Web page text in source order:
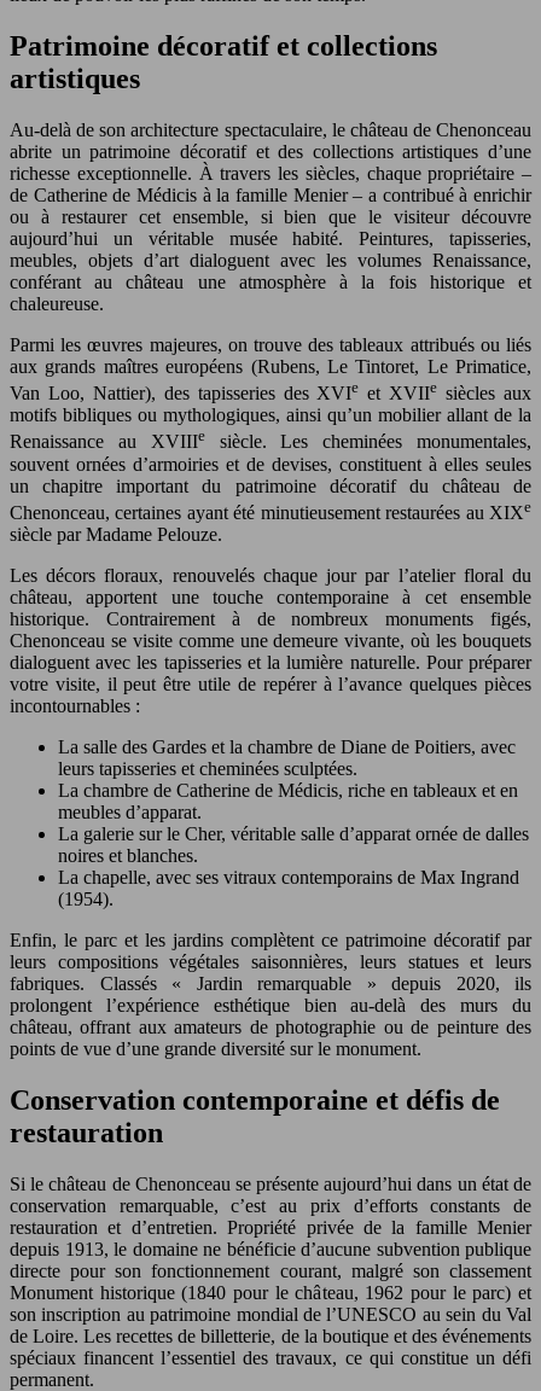
Patrimoine décoratif et collections
artistiques
Au-delà de son architecture spectaculaire, le château de Chenonceau
abrite un patrimoine décoratif et des collections artistiques d’une
richesse exceptionnelle. À travers les siècles, chaque propriétaire –
de Catherine de Médicis à la famille Menier – a contribué à enrichir
ou à restaurer cet ensemble, si bien que le visiteur découvre
aujourd’hui un véritable musée habité. Peintures, tapisseries,
meubles, objets d’art dialoguent avec les volumes Renaissance,
conférant au château une atmosphère à la fois historique et
chaleureuse.
Parmi les œuvres majeures, on trouve des tableaux attribués ou liés
aux grands maîtres européens (Rubens, Le Tintoret, Le Primatice,
Van Loo, Nattier), des tapisseries des XVIe et XVIIe siècles aux
motifs bibliques ou mythologiques, ainsi qu’un mobilier allant de la
Renaissance au XVIIIesiècle. Les cheminées monumentales,
souvent ornées d’armoiries et de devises, constituent à elles seules
un chapitre important du patrimoine décoratif du château de
Chenonceau, certaines ayant été minutieusement restaurées au XIXe
siècle par Madame Pelouze.
Les décors floraux, renouvelés chaque jour par l’atelier floral du
château, apportent une touche contemporaine à cet ensemble
historique. Contrairement à de nombreux monuments figés,
Chenonceau se visite comme une demeure vivante, où les bouquets
dialoguent avec les tapisseries et la lumière naturelle. Pour préparer
votre visite, il peut être utile de repérer à l’avance quelques pièces
incontournables :
La salle des Gardes et la chambre de Diane de Poitiers, avec
leurs tapisseries et cheminées sculptées.
La chambre de Catherine de Médicis, riche en tableaux et en
meubles d’apparat.
La galerie sur le Cher, véritable salle d’apparat ornée de dalles
noires et blanches.
La chapelle, avec ses vitraux contemporains de Max Ingrand
(1954).
Enfin, le parc et les jardins complètent ce patrimoine décoratif par
leurs compositions végétales saisonnières, leurs statues et leurs
fabriques. Classés « Jardin remarquable » depuis 2020, ils
prolongent l’expérience esthétique bien au-delà des murs du
château, offrant aux amateurs de photographie ou de peinture des
points de vue d’une grande diversité sur le monument.
Conservation contemporaine et défis de
restauration
Si le château de Chenonceau se présente aujourd’hui dans un état de
conservation remarquable, c’est au prix d’efforts constants de
restauration et d’entretien. Propriété privée de la famille Menier
depuis 1913, le domaine ne bénéficie d’aucune subvention publique
directe pour son fonctionnement courant, malgré son classement
Monument historique (1840 pour le château, 1962 pour le parc) et
son inscription au patrimoine mondial de l’UNESCO au sein du Val
de Loire. Les recettes de billetterie, de la boutique et des événements
spéciaux financent l’essentiel des travaux, ce qui constitue un défi
permanent.